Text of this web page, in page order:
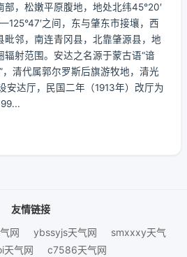
部，松嫩平原腹地，地处北纬45°20′
之间，东与肇东市接壤，西
毗邻，南连青冈县，北靠肇源县，地
射范围。安达之名源于蒙古语“谙
，清代属郭尔罗斯后旗游牧地，清光
安达厅，民国二年（1913年）改厅为
友情链接
网 ybssyjs天气网
smxxxy天气
天气网 c7586天气网